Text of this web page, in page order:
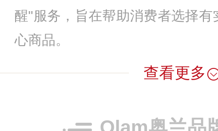
醒"服务，旨在帮助消费者选择
心商品。
查看更多